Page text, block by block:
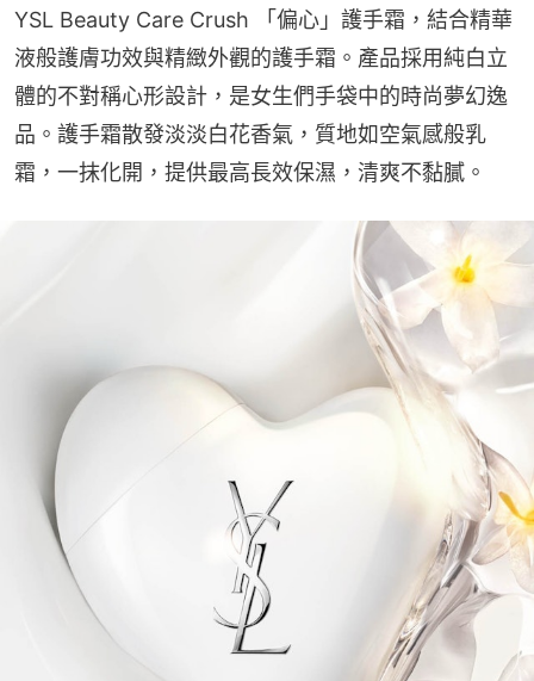
YSL Beauty Care Crush 「偏心」護手霜，結合精華
液般護膚功效與精緻外觀的護手霜。產品採用純白立
體的不對稱心形設計，是女生們手袋中的時尚夢幻逸
品。護手霜散發淡淡白花香氣，質地如空氣感般乳
霜，一抹化開，提供最高長效保濕，清爽不黏膩。